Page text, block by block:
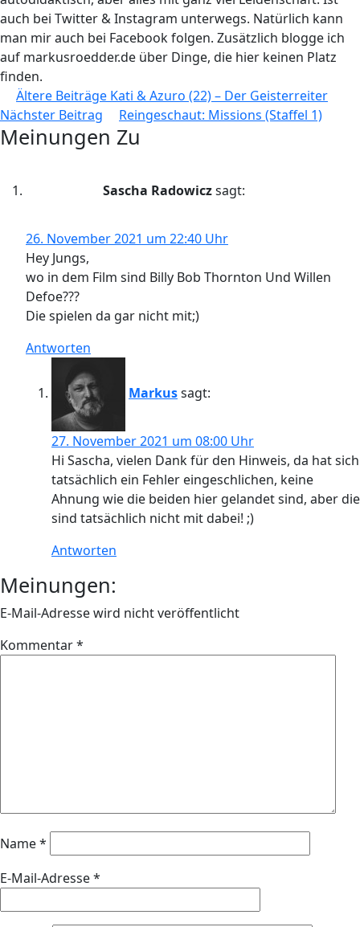
auch bei Twitter & Instagram unterwegs. Natürlich kann
man mir auch bei Facebook folgen. Zusätzlich blogge ich
auf markusroedder.de über Dinge, die hier keinen Platz
finden.
Beitragsnavigation
Ältere Beiträge Kati & Azuro (22) – Der Geisterreiter
Nächster Beitrag
Reingeschaut: Missions (Staffel 1)
Meinungen Zu
Sascha Radowiczsagt:
26. November 2021 um 22:40 Uhr
Hey Jungs,
wo in dem Film sind Billy Bob Thornton Und Willen
Defoe???
Die spielen da gar nicht mit;)
Antworten
Markussagt:
27. November 2021 um 08:00 Uhr
Hi Sascha, vielen Dank für den Hinweis, da hat sich
tatsächlich ein Fehler eingeschlichen, keine
Ahnung wie die beiden hier gelandet sind, aber die
sind tatsächlich nicht mit dabei! ;)
Antworten
Meinungen:
E-Mail-Adresse wird nicht veröffentlicht
Kommentar*
Name*
E-Mail-Adresse*